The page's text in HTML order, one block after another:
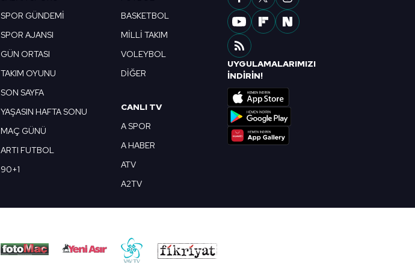
SPOR GÜNDEMİ
SPOR AJANSI
GÜN ORTASI
TAKIM OYUNU
SON SAYFA
YAŞASIN HAFTA SONU
MAÇ GÜNÜ
ARTI FUTBOL
90+1
BASKETBOL
MİLLİ TAKIM
VOLEYBOL
DİĞER
CANLI TV
A SPOR
A HABER
ATV
A2TV
UYGULAMALARIMIZI
İNDİRİN!